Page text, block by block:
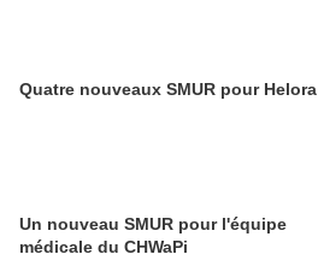
Quatre nouveaux SMUR pour Helora
Un nouveau SMUR pour l'équipe
médicale du CHWaPi